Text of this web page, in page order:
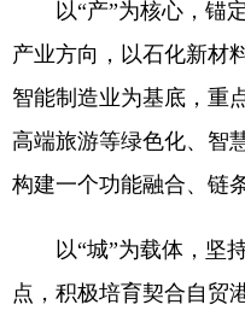
以“产”为核心，锚定
产业方向，以石化新材
智能制造业为基底，重
高端旅游等绿色化、智
构建一个功能融合、链
以“城”为载体，坚持
点，积极培育契合自贸